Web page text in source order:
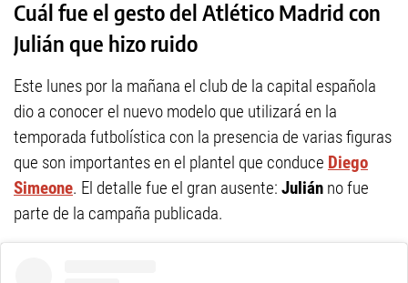
Cuál fue el gesto del Atlético Madrid con
Julián que hizo ruido
Este lunes por la mañana el club de la capital española
dio a conocer el nuevo modelo que utilizará en la
temporada futbolística con la presencia de varias figuras
que son importantes en el plantel que conduce Diego
Simeone. El detalle fue el gran ausente: Julián no fue
parte de la campaña publicada.